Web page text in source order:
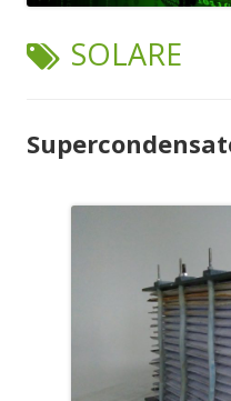
TAG:
SOLARE